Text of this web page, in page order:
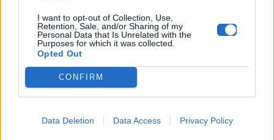
I want to opt-out of Collection, Use,
Retention, Sale, and/or Sharing of my
Personal Data that Is Unrelated with the
Purposes for which it was collected.
Opted Out
CONFIRM
Data Deletion Data Access Privacy Policy
Ενενήντα τέσσερα τριάντα δύο
Έξι εννιά οκτώ
Ακούστε στο Spotify